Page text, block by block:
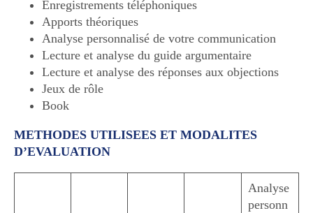
Enregistrements téléphoniques
Apports théoriques
Analyse personnalisé de votre communication
Lecture et analyse du guide argumentaire
Lecture et analyse des réponses aux objections
Jeux de rôle
Book
METHODES UTILISEES ET MODALITES
D’EVALUATION
Analyse
personn